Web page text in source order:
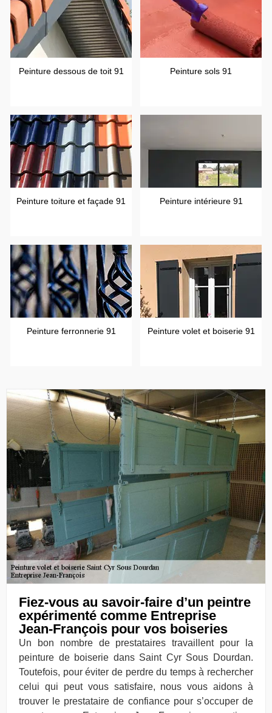
Peinture dessous de toit 91 Peinture sols 91
Peinture toiture et façade 91 Peinture intérieure 91
Peinture ferronnerie 91 Peinture volet et boiserie 91
Fiez-vous au savoir-faire d’un peintre
expérimenté comme Entreprise
Jean-François pour vos boiseries
Un bon nombre de prestataires travaillent pour la
peinture de boiserie dans Saint Cyr Sous Dourdan.
Toutefois, pour éviter de perdre du temps à rechercher
celui qui peut vous satisfaire, nous vous aidons à
trouver le prestataire de confiance pour s’occuper de